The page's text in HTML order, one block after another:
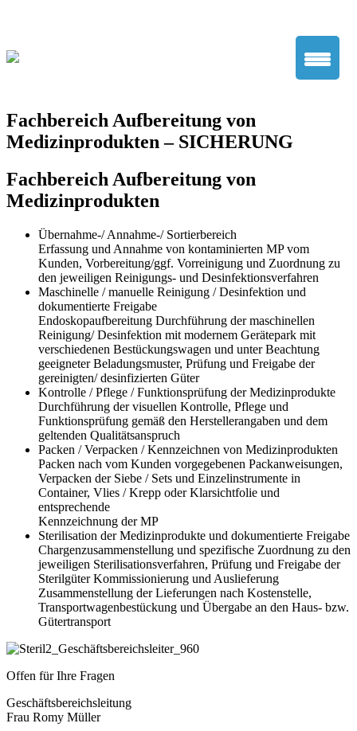
Logistik- und
Wirtschaftsgesellschaft mbH
Fachbereich Aufbereitung von
Medizinprodukten – SICHERUNG
Fachbereich Aufbereitung von
Medizinprodukten
Übernahme-/ Annahme-/ Sortierbereich
Erfassung und Annahme von kontaminierten MP vom
Kunden, Vorbereitung/ggf. Vorreinigung und Zuordnung zu
den jeweiligen Reinigungs- und Desinfektionsverfahren
Maschinelle / manuelle Reinigung / Desinfektion und
dokumentierte Freigabe
Endoskopaufbereitung Durchführung der maschinellen
Reinigung/ Desinfektion mit modernem Gerätepark mit
verschiedenen Bestückungswagen und unter Beachtung
geeigneter Beladungsmuster, Prüfung und Freigabe der
gereinigten/ desinfizierten Güter
Kontrolle / Pflege / Funktionsprüfung der Medizinprodukte
Durchführung der visuellen Kontrolle, Pflege und
Funktionsprüfung gemäß den Herstellerangaben und dem
geltenden Qualitätsanspruch
Packen / Verpacken / Kennzeichnen von Medizinprodukten
Packen nach vom Kunden vorgegebenen Packanweisungen,
Verpacken der Siebe / Sets und Einzelinstrumente in
Container, Vlies / Krepp oder Klarsichtfolie und
entsprechende
Kennzeichnung der MP
Sterilisation der Medizinprodukte und dokumentierte Freigabe
Chargenzusammenstellung und spezifische Zuordnung zu den
jeweiligen Sterilisationsverfahren, Prüfung und Freigabe der
Sterilgüter Kommissionierung und Auslieferung
Zusammenstellung der Lieferungen nach Kostenstelle,
Transportwagenbestückung und Übergabe an den Haus- bzw.
Gütertransport
Offen für Ihre Fragen
Geschäftsbereichsleitung
Frau Romy Müller